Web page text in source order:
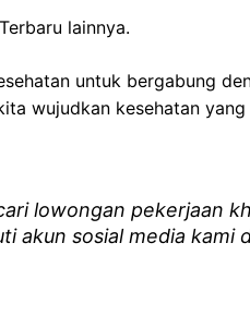
Terbaru lainnya.
untuk bergabung
wujudkan kesehatan
lowongan pekerjaan
akun sosial media kami